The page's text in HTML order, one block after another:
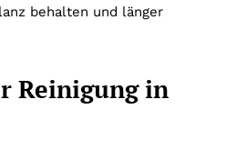
behalten und länger
Reinigung in